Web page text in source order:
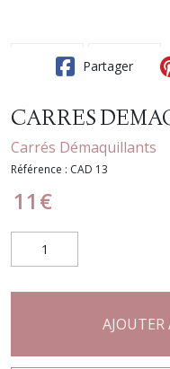
Partager
CARRES
Carrés Démaquillants
Référence : CAD 13
11 €